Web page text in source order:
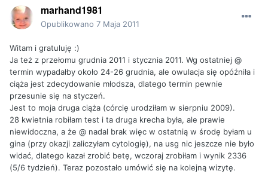
marhand1981
Opublikowano 7 Maja 2011
Witam i gratuluję :)
Ja też z przełomu grudnia 2011 i stycznia 2011. Wg ostatniej @
termin wypadałby około 24-26 grudnia, ale owulacja się opóźniła i
ciąża jest zdecydowanie młodsza, dlatego termin pewnie
przesunie się na styczeń.
Jest to moja druga ciąża (córcię urodziłam w sierpniu 2009).
28 kwietnia robiłam test i ta druga krecha była, ale prawie
niewidoczna, a że @ nadal brak więc w ostatnią w środę byłam u
gina (przy okazji zaliczyłam cytologię), na usg nic jeszcze nie było
widać, dlatego kazał zrobić betę, wczoraj zrobiłam i wynik 2336
(5/6 tydzień). Teraz pozostało umówić się na kolejną wizytę.